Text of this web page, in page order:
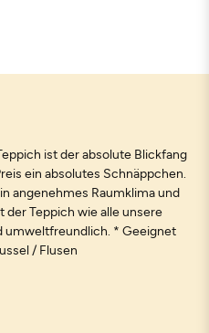
ist der absolute Blickfang
ein absolutes Schnäppchen.
angenehmes Raumklima und
Teppich wie alle unsere
umweltfreundlich. * Geeignet
/ Flusen